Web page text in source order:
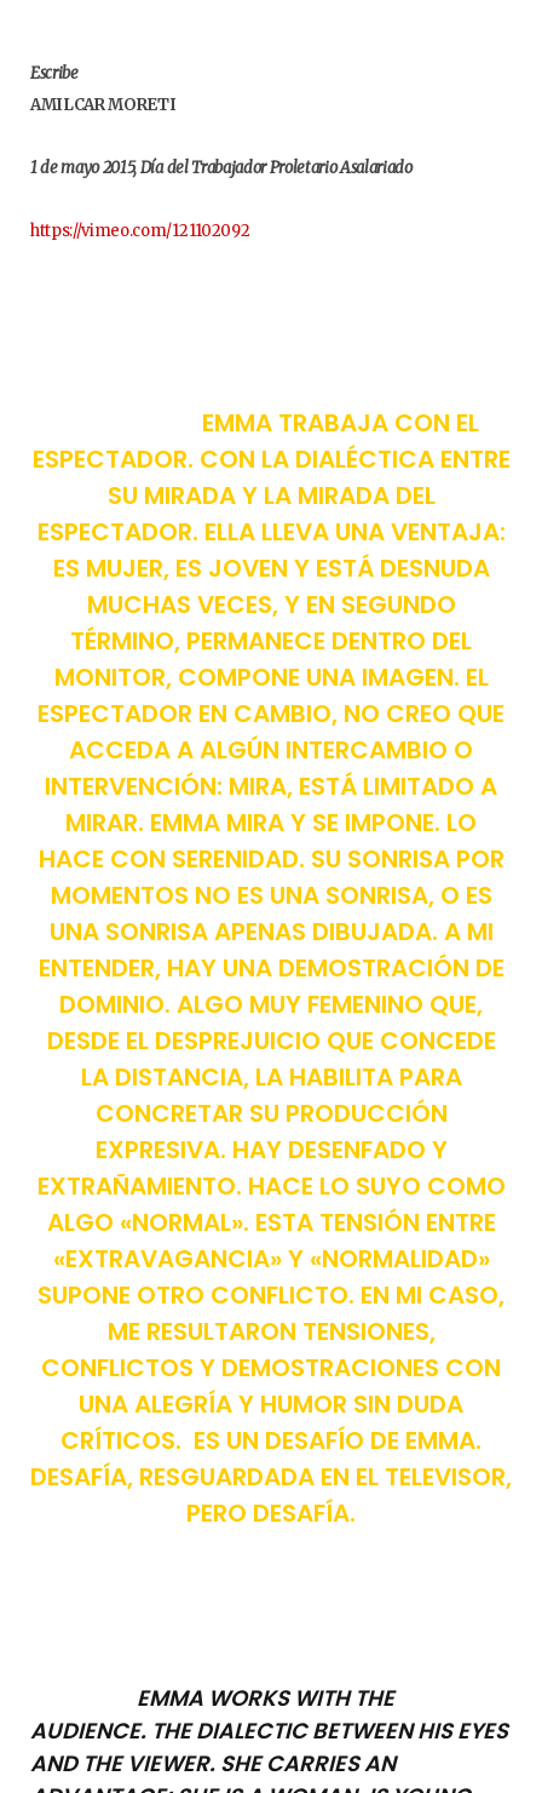
Escribe
AMILCAR MORETI
1 de mayo 2015, Día del Trabajador Proletario Asalariado
https://vimeo.com/121102092
EMMA TRABAJA CON EL
ESPECTADOR. CON LA DIALÉCTICA ENTRE
SU MIRADA Y LA MIRADA DEL
ESPECTADOR. ELLA LLEVA UNA VENTAJA:
ES MUJER, ES JOVEN Y ESTÁ DESNUDA
MUCHAS VECES, Y EN SEGUNDO
TÉRMINO, PERMANECE DENTRO DEL
MONITOR, COMPONE UNA IMAGEN. EL
ESPECTADOR EN CAMBIO, NO CREO QUE
ACCEDA A ALGÚN INTERCAMBIO O
INTERVENCIÓN: MIRA, ESTÁ LIMITADO A
MIRAR. EMMA MIRA Y SE IMPONE. LO
HACE CON SERENIDAD. SU SONRISA POR
MOMENTOS NO ES UNA SONRISA, O ES
UNA SONRISA APENAS DIBUJADA. A MI
ENTENDER, HAY UNA DEMOSTRACIÓN DE
DOMINIO. ALGO MUY FEMENINO QUE,
DESDE EL DESPREJUICIO QUE CONCEDE
LA DISTANCIA, LA HABILITA PARA
CONCRETAR SU PRODUCCIÓN
EXPRESIVA. HAY DESENFADO Y
EXTRAÑAMIENTO. HACE LO SUYO COMO
ALGO «NORMAL». ESTA TENSIÓN ENTRE
«EXTRAVAGANCIA» Y «NORMALIDAD»
SUPONE OTRO CONFLICTO. EN MI CASO,
ME RESULTARON TENSIONES,
CONFLICTOS Y DEMOSTRACIONES CON
UNA ALEGRÍA Y HUMOR SIN DUDA
CRÍTICOS. ES UN DESAFÍO DE EMMA.
DESAFÍA, RESGUARDADA EN EL TELEVISOR,
PERO DESAFÍA.
EMMA WORKS WITH THE
AUDIENCE. THE DIALECTIC BETWEEN HIS EYES
AND THE VIEWER. SHE CARRIES AN